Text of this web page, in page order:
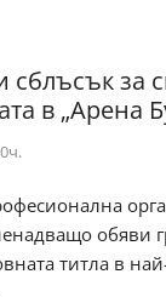
сблъсък за
в „Арена
обяви
титла в